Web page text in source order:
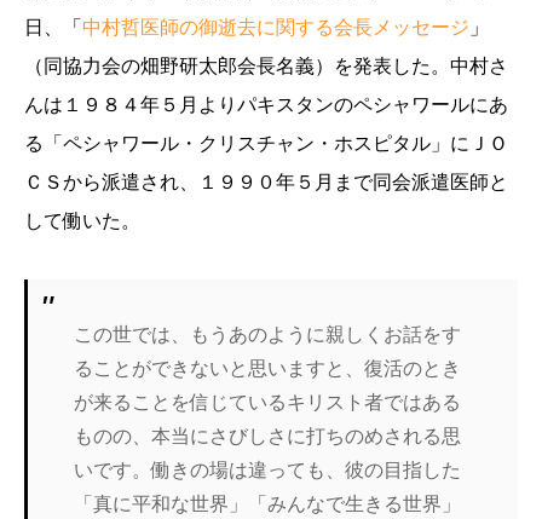
日、「 中村哲医師の御逝去に関する会長メッセージ 」
（同協力会の畑野研太郎会長名義）を発表した。中村さ
んは１９８４年５月よりパキスタンのペシャワールにあ
る「ペシャワール・クリスチャン・ホスピタル」にＪＯ
ＣＳから派遣され、１９９０年５月まで同会派遣医師と
して働いた。
この世では、もうあのように親しくお話をす
ることができないと思いますと、復活のとき
が来ることを信じているキリスト者ではある
ものの、本当にさびしさに打ちのめされる思
いです。働きの場は違っても、彼の目指した
「真に平和な世界」「みんなで生きる世界」